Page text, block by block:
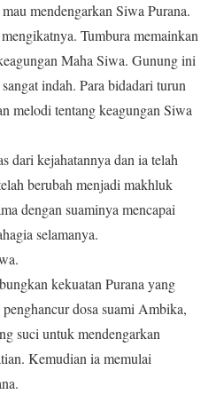
mendengarkan Siwa Purana.
Tumbura memainkan
Maha Siwa. Gunung ini
indah. Para bidadari turun
melodi tentang keagungan Siwa
dari kejahatannya dan ia telah
berubah menjadi makhluk
dengan suaminya mencapai
selamanya.
kekuatan Purana yang
dosa suami Ambika,
suci untuk mendengarkan
Kemudian ia memulai